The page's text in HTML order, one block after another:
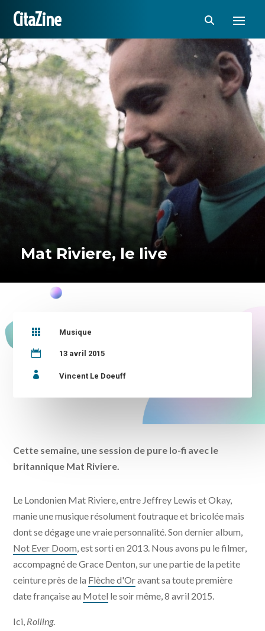
CitaZine
Mat Riviere, le live
 Musique
 13 avril 2015
 Vincent Le Doeuff
Cette semaine, une session de pure lo-fi avec le
britannique Mat Riviere.
Le Londonien Mat Riviere, entre Jeffrey Lewis et Okay,
manie une musique résolument foutraque et bricolée mais
dont se dégage une vraie personnalité. Son dernier album,
Not Ever Doom , est sorti en 2013. Nous avons pu le filmer,
accompagné de Grace Denton, sur une partie de la petite
ceinture près de la Flèche d'Oravant sa toute première
date française au Motel le soir même, 8 avril 2015.
Ici, Rolling.